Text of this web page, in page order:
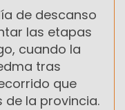
de descanso
las etapas
cuando la
tras
que
la provincia.